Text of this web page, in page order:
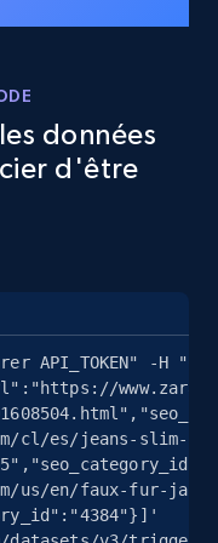
category, and
on eBay
Seller rating,
category, and
Essai gratuit
données
d'être
API_TOKEN" -H
cl/es/jeans-slim-fit-
us/en/faux-fur-